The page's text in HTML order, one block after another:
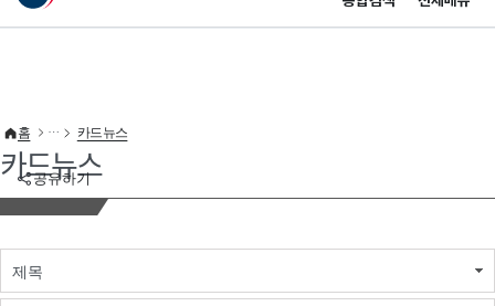
이 누리집은 대한민국 공식 전자정부 누리집입니다.
공유하기
홈 카드뉴스
카드뉴스
제목